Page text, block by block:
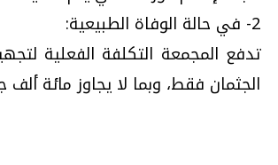
2- في حالة الوفاة الطبيعية:
تدفع المجمعة التكلفة الفعلية
الجثمان فقط، وبما لا يجاوز مائة